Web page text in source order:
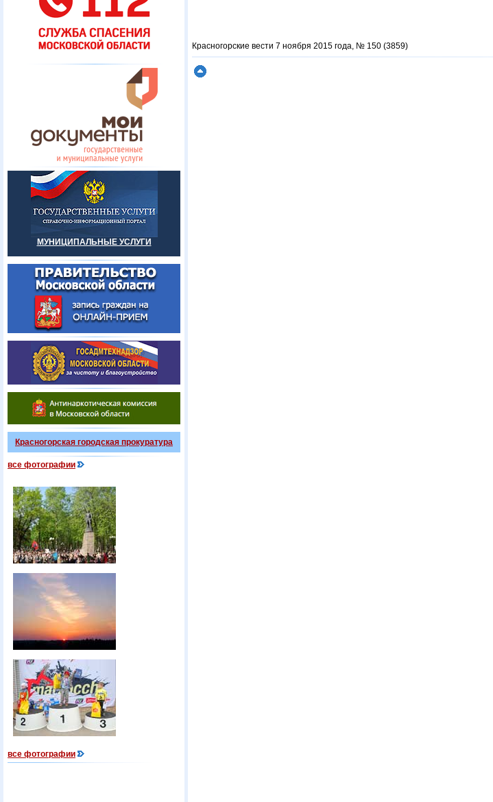
МУНИЦИПАЛЬНЫЕ УСЛУГИ
Красногорская городская прокуратура
все фотографии
все фотографии
Красногорские вести 7 ноября 2015 года, № 150 (3859)